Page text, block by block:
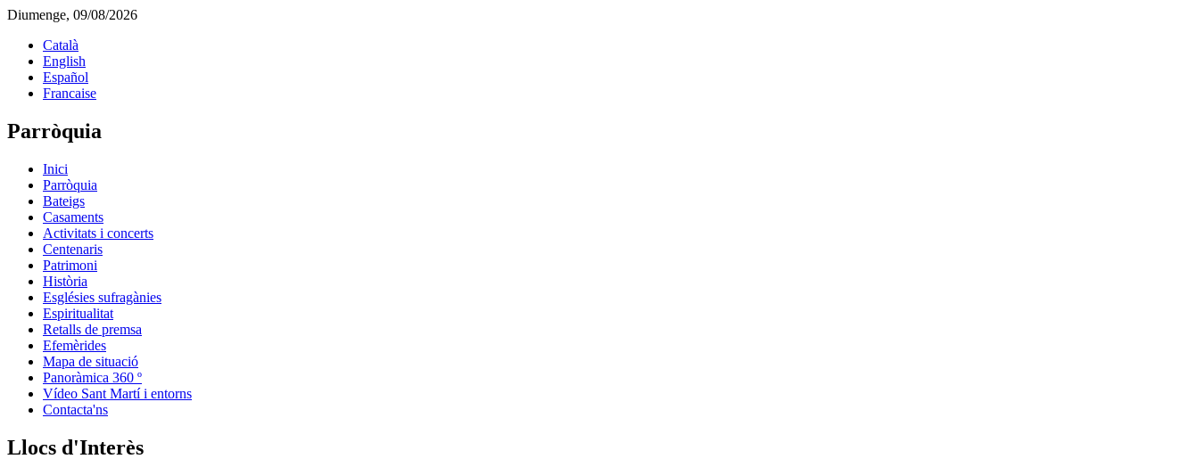
Diumenge, 09/08/2026
Català
English
Español
Francaise
Parròquia
Inici
Parròquia
Bateigs
Casaments
Activitats i concerts
Centenaris
Patrimoni
Història
Esglésies sufragànies
Espiritualitat
Retalls de premsa
Efemèrides
Mapa de situació
Panoràmica 360 º
Vídeo Sant Martí i entorns
Contacta'ns
Llocs d'Interès